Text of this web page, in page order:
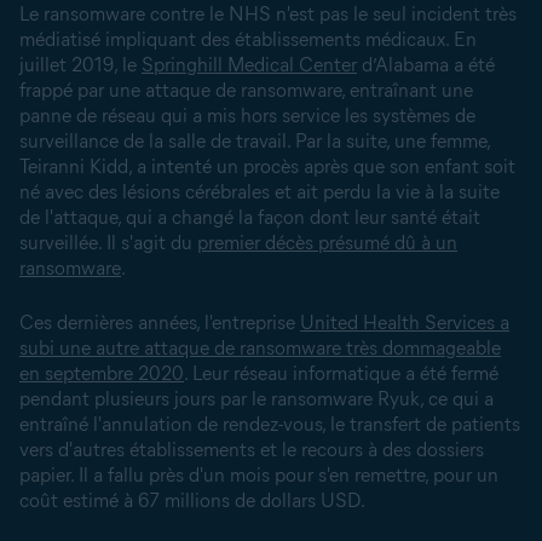
Le ransomware contre le NHS n'est pas le seul incident très
médiatisé impliquant des établissements médicaux. En
juillet 2019, le Springhill Medical Center d’Alabama a été
frappé par une attaque de ransomware, entraînant une
panne de réseau qui a mis hors service les systèmes de
surveillance de la salle de travail. Par la suite, une femme,
Teiranni Kidd, a intenté un procès après que son enfant soit
né avec des lésions cérébrales et ait perdu la vie à la suite
de l'attaque, qui a changé la façon dont leur santé était
surveillée. Il s'agit du premier décès présumé dû à un
ransomware.
Ces dernières années, l'entreprise United Health Services a
subi une autre attaque de ransomware très dommageable
en septembre 2020. Leur réseau informatique a été fermé
pendant plusieurs jours par le ransomware Ryuk, ce qui a
entraîné l'annulation de rendez-vous, le transfert de patients
vers d'autres établissements et le recours à des dossiers
papier. Il a fallu près d'un mois pour s'en remettre, pour un
coût estimé à 67 millions de dollars USD.